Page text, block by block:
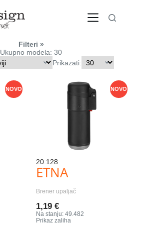
Filteri
Ukupno modela: 30
Prikazati:
NOVO NOVO
20.128
ETNA
Brener upaljač
1,19 €
Na stanju: 49.482
Prikaz zaliha